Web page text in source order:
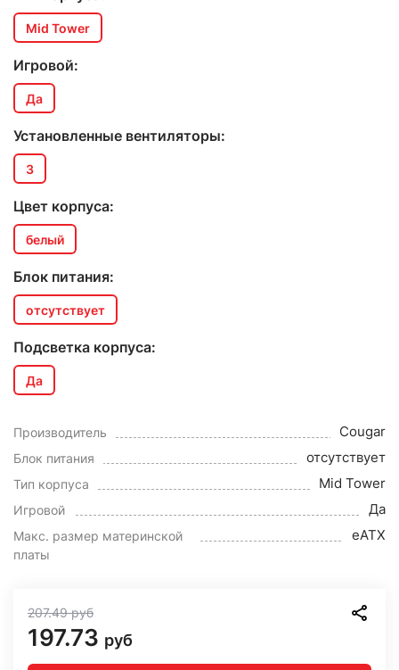
Mid Tower
Игровой:
Да
Установленные вентиляторы:
3
Цвет корпуса:
белый
Блок питания:
отсутствует
Подсветка корпуса:
Да
Производитель Cougar
Блок питания отсутствует
Тип корпуса Mid Tower
Игровой Да
Макс. размер материнской
платы
eATX
207.49руб
197.73 руб